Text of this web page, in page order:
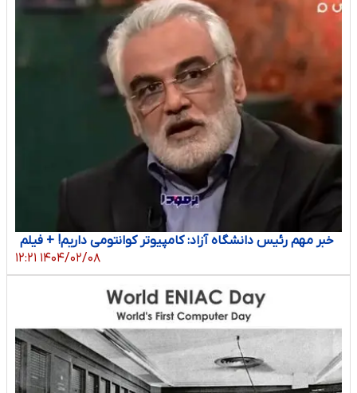
خبر مهم رئیس دانشگاه آزاد: کامپیوتر کوانتومی داریم! + فیلم
۱۴۰۴/۰۲/۰۸ ۱۲:۲۱